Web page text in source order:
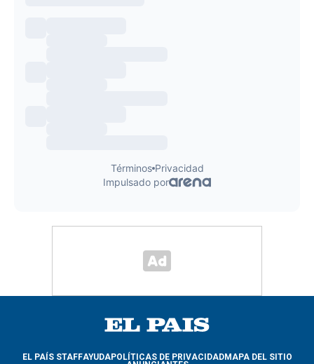
EL PAÍS STAFFAYUDAPOLÍTICAS DE PRIVACIDADMAPA DEL SITIO